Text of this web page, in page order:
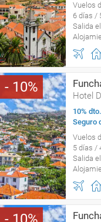
Vuelos
6 días /
Salida
10
Hotel
10%
Seguro
Vuelos
5 días /
Salida